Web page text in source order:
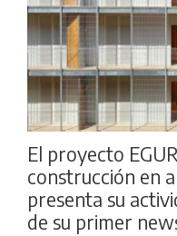
El proyecto
construcción en
presenta su
de su primer